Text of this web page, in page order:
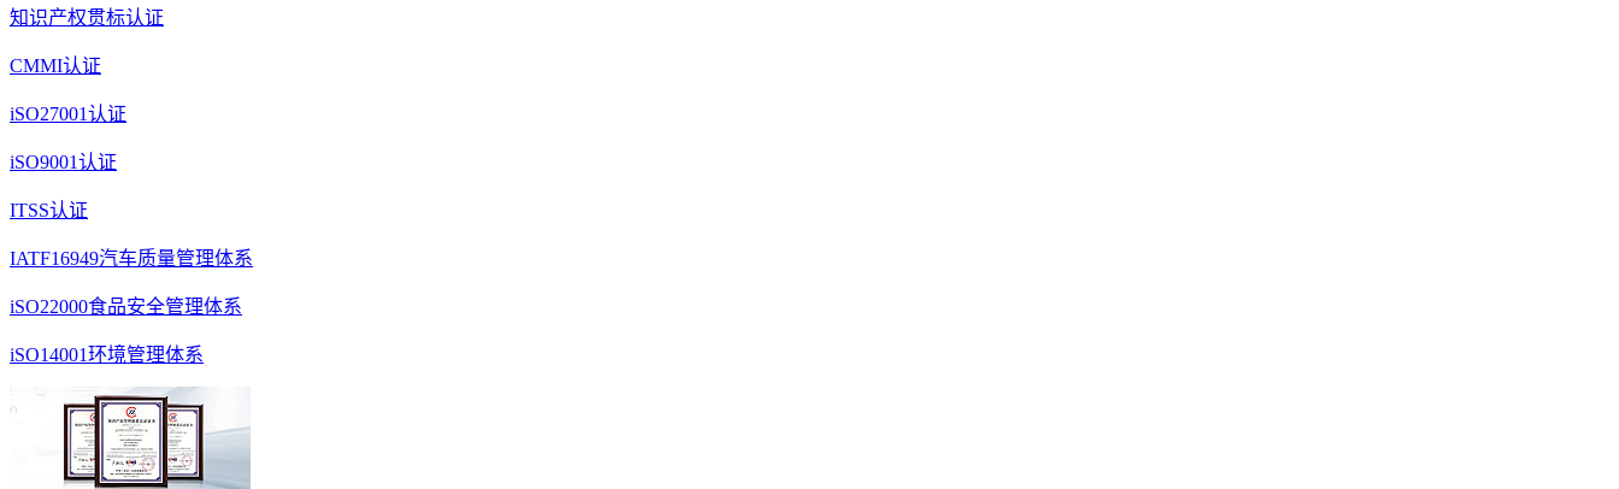
知识产权贯标认证
CMMI认证
iSO27001认证
iSO9001认证
ITSS认证
IATF16949汽车质量管理体系
iSO22000食品安全管理体系
iSO14001环境管理体系